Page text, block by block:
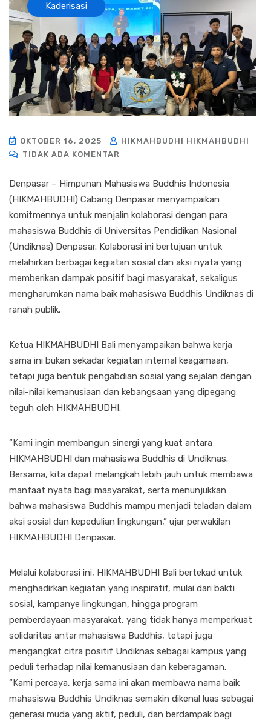
Kaderisasi
OKTOBER 16, 2025
HIKMAHBUDHI HIKMAHBUDHI
TIDAK ADA KOMENTAR
Denpasar – Himpunan Mahasiswa Buddhis Indonesia
(HIKMAHBUDHI) Cabang Denpasar menyampaikan
komitmennya untuk menjalin kolaborasi dengan para
mahasiswa Buddhis di Universitas Pendidikan Nasional
(Undiknas) Denpasar. Kolaborasi ini bertujuan untuk
melahirkan berbagai kegiatan sosial dan aksi nyata yang
memberikan dampak positif bagi masyarakat, sekaligus
mengharumkan nama baik mahasiswa Buddhis Undiknas di
ranah publik.
Ketua HIKMAHBUDHI Bali menyampaikan bahwa kerja
sama ini bukan sekadar kegiatan internal keagamaan,
tetapi juga bentuk pengabdian sosial yang sejalan dengan
nilai-nilai kemanusiaan dan kebangsaan yang dipegang
teguh oleh HIKMAHBUDHI.
“Kami ingin membangun sinergi yang kuat antara
HIKMAHBUDHI dan mahasiswa Buddhis di Undiknas.
Bersama, kita dapat melangkah lebih jauh untuk membawa
manfaat nyata bagi masyarakat, serta menunjukkan
bahwa mahasiswa Buddhis mampu menjadi teladan dalam
aksi sosial dan kepedulian lingkungan,” ujar perwakilan
HIKMAHBUDHI Denpasar.
Melalui kolaborasi ini, HIKMAHBUDHI Bali bertekad untuk
menghadirkan kegiatan yang inspiratif, mulai dari bakti
sosial, kampanye lingkungan, hingga program
pemberdayaan masyarakat, yang tidak hanya memperkuat
solidaritas antar mahasiswa Buddhis, tetapi juga
mengangkat citra positif Undiknas sebagai kampus yang
peduli terhadap nilai kemanusiaan dan keberagaman.
“Kami percaya, kerja sama ini akan membawa nama baik
mahasiswa Buddhis Undiknas semakin dikenal luas sebagai
generasi muda yang aktif, peduli, dan berdampak bagi